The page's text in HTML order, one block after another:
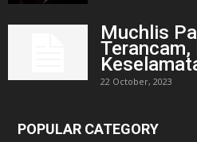
Muchlis
Terancam,
22 October, 2023
POPULAR CATEGORY